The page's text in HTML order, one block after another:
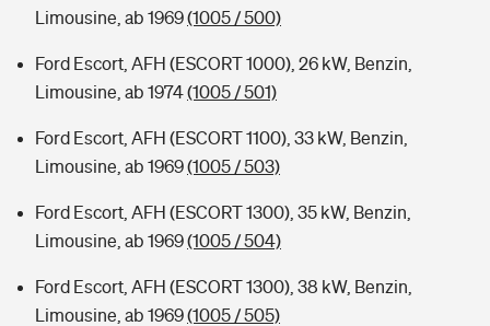
Limousine, ab 1969(1005 / 500)
Ford Escort, AFH (ESCORT 1000), 26 kW, Benzin,
Limousine, ab 1974(1005 / 501)
Ford Escort, AFH (ESCORT 1100), 33 kW, Benzin,
Limousine, ab 1969(1005 / 503)
Ford Escort, AFH (ESCORT 1300), 35 kW, Benzin,
Limousine, ab 1969(1005 / 504)
Ford Escort, AFH (ESCORT 1300), 38 kW, Benzin,
Limousine, ab 1969(1005 / 505)